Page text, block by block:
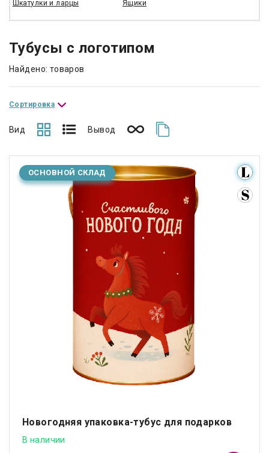
Шкатулки и ларцы Ящики
Тубусы с логотипом
Найдено: товаров
Сортировка
Вид Вывод
ОСНОВНОЙ СКЛАД
Новогодняя упаковка-тубус для подарков
В наличии